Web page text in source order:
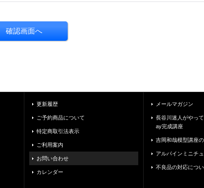
更新履歴
ご予約商品について
特定商取引法表示
ご利用案内
お問い合わせ
カレンダー
メールマガジン
長谷川迷人がやっ
ay完成講座
吉岡和哉模型講座の
アルパインミニチ
不良品の対応につ